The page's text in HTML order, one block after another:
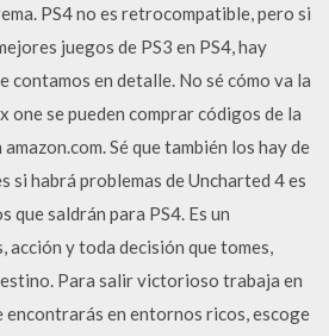
PS4 no es retrocompatible, pero si
juegos de PS3 en PS4, hay
en detalle. No sé cómo va la
one se pueden comprar códigos de la
Sé que también los hay de
si habrá problemas de Uncharted 4 es
que saldrán para PS4. Es un
y toda decisión que tomes,
Para salir victorioso trabaja en
encontrarás en entornos ricos, escoge